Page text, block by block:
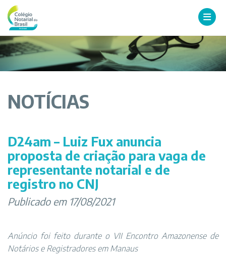
NOTÍCIAS
D24am – Luiz Fux anuncia
proposta de criação para vaga de
representante notarial e de
registro no CNJ
Publicado em 17/08/2021
Anúncio foi feito durante o VII Encontro Amazonense de
Notários e Registradores em Manaus